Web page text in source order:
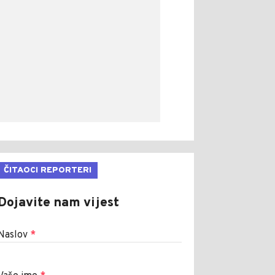
ČITAOCI REPORTERI
nam vijest
*